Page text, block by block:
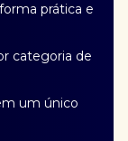
prática e
categoria de
um único